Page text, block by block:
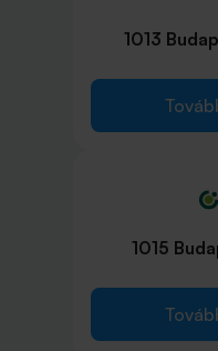
1013
1015